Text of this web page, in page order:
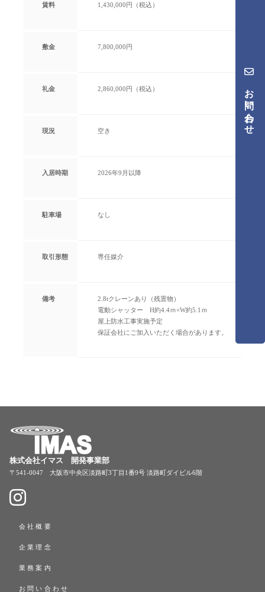
賃料 1,430,000円（税込）
敷金 7,800,000円
礼金 2,860,000円（税込）
現況 空き
入居時期 2026年9月以降
駐車場 なし
取引形態 専任媒介
備考
2.8tクレーンあり（残置物）
電動シャッター H約4.4ｍ×W約5.1ｍ
屋上防水工事実施予定
保証会社にご加入いただく場合があります。
お問い合わせ
株式会社イマス 開発事業部
〒541-0047 大阪市中央区淡路町3丁目1番9号 淡路町ダイビル6階
会社概要
企業理念
業務案内
お問い合わせ